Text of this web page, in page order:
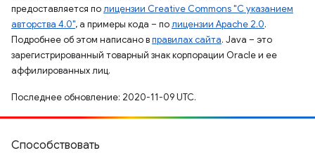
предоставляется полицензии Creative Commons "С указанием
авторства 4.0", а примеры кода – полицензии Apache 2.0.
Подробнее об этом написано вправилах сайта. Java – это
зарегистрированный товарный знак корпорации Oracle и ее
аффилированных лиц.
Последнее обновление: 2020-11-09 UTC.
Способствовать